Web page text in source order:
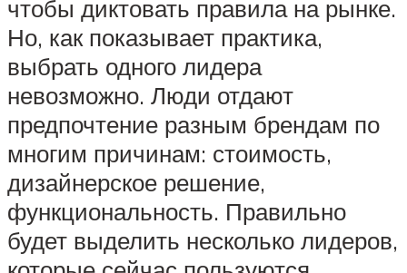
чтобы диктовать правила на рынке.
Но, как показывает практика,
выбрать одного лидера
невозможно. Люди отдают
предпочтение разным брендам по
многим причинам: стоимость,
дизайнерское решение,
функциональность. Правильно
будет выделить несколько лидеров,